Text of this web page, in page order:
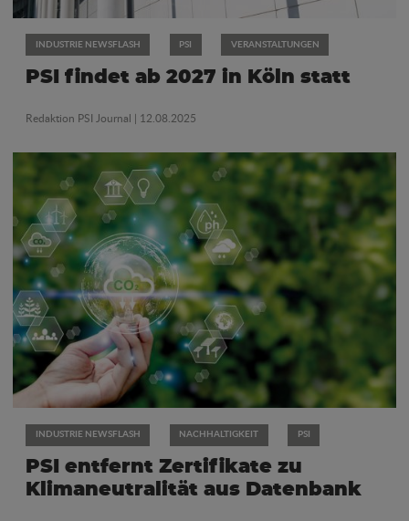
INDUSTRIE NEWSFLASH PSI VERANSTALTUNGEN
PSI findet ab 2027 in Köln statt
Redaktion PSI Journal | 12.08.2025
INDUSTRIE NEWSFLASH NACHHALTIGKEIT PSI
PSI entfernt Zertifikate zu
Klimaneutralität aus Datenbank